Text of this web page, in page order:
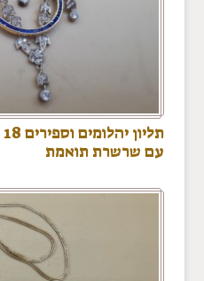
עם שרשרת תואמת